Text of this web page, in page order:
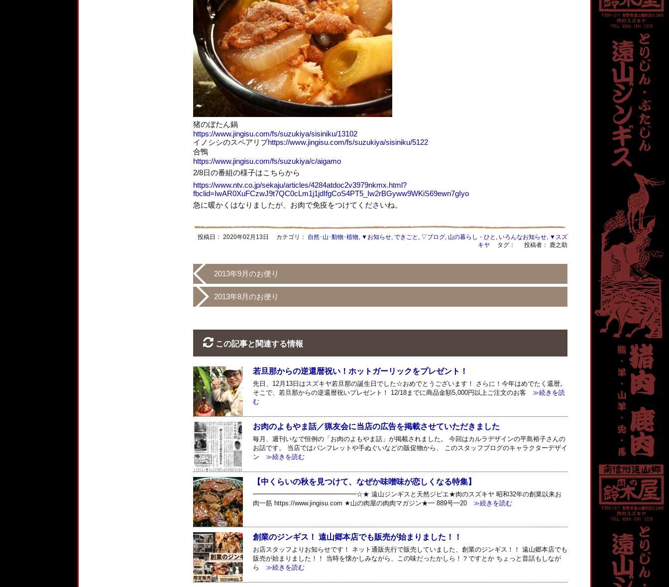
猪のぼたん鍋
https://www.jingisu.com/fs/suzukiya/sisiniku/13102
イノシシのスペアリブhttps://www.jingisu.com/fs/suzukiya/sisiniku/5122
合鴨
https://www.jingisu.com/fs/suzukiya/c/aigamo
2/8日の番組の様子はこちらから
https://www.ntv.co.jp/sekaju/articles/4284atdoc2v3979nkmx.html?
fbclid=IwAR0XuFCzwJ9t7QC0cLm1j1jdIfgCoS4PT5_Iw2rBGyww9WKiS69ewn7gIyo
急に暖かくはなりましたが、お肉で免疫をつけてくださいね。
投稿日： 2020年02月13日 カテゴリ： 自然･山･動物･植物, ▼お知らせ, できごと , ▽ブログ, 山の暮らし・ひと , いろんなお知らせ, ▼スズ
キヤ タグ： 投稿者： 鹿之助
2013年9月のお便り
2013年8月のお便り
この記事と関連する情報
若旦那からの逆還暦祝い！ホットガーリックをプレゼント！
先日、12月13日はスズキヤ若旦那の誕生日でした☆おめでとうございます！ さらに！今年はめでたく還暦。
そこで、若旦那からの逆還暦祝いプレゼント！ 12/18までに商品金額5,000円以上ご注文のお客 ≫続きを読
む
お肉のよもやま話／猟友会に当店の広告を掲載させていただきました
毎月、週刊いなで恒例の「お肉のよもやま話」が掲載されました。 今回はカルラデザインの平島裕子さんの
お話です。 当店ではパンフレットや手ぬぐいなどの販促物から、 このスタッフブログのキャラクターデザイ
ン ≫続きを読む
【中くらいの秋を見つけて、なぜか味噌味が恋しくなる特集】
━━━━━━━━━━━━━━━━☆★ 遠山ジンギスと天然ジビエ★肉のスズキヤ 昭和32年の創業以来お
肉一筋 https://www.jingisu.com ★山の肉屋の肉肉マガジン★━ 889号━20≫続きを読む
創業のジンギス！ 遠山郷本店でも販売が始まりました！！
お店スタッフよりお知らせです！ ネット通販先行で販売していました、創業のジンギス！！ 遠山郷本店でも
販売が始まりました！！ 当時を懐かしみながら、この味だったかしら！？ですとか ちょっと昔話もしなが
ら
≫続きを読む